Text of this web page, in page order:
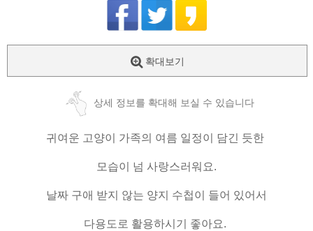
확대보기
상세 정보를 확대해 보실 수 있습니다
귀여운 고양이 가족의 여름 일정이 담긴 듯한
모습이 넘 사랑스러워요.
날짜 구애 받지 않는 양지 수첩이 들어 있어서
다용도로 활용하시기 좋아요.